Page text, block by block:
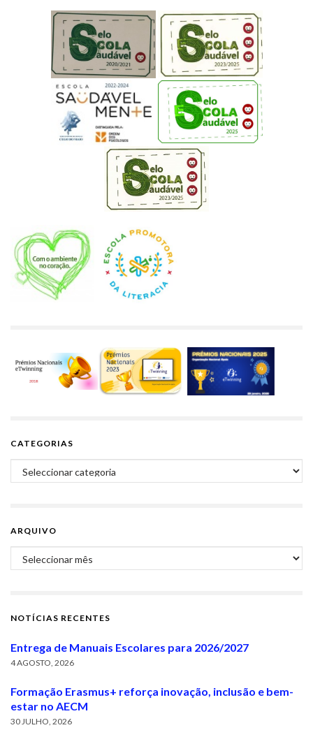
CATEGORIAS
Categorias
ARQUIVO
Arquivo
NOTÍCIAS RECENTES
Entrega de Manuais Escolares para 2026/2027
4 AGOSTO, 2026
Formação Erasmus+ reforça inovação, inclusão e bem-
estar no AECM
30 JULHO, 2026